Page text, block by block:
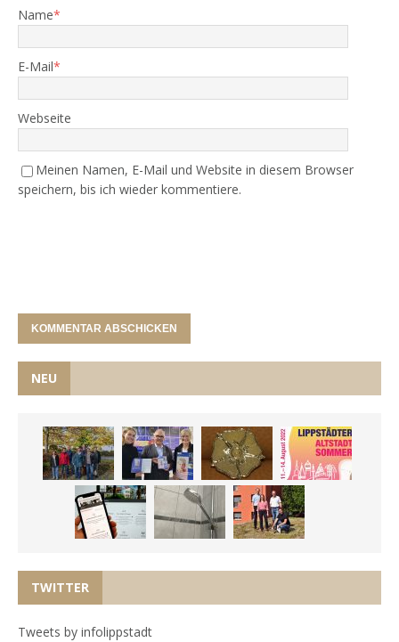
Name*
E-Mail*
Webseite
Meinen Namen, E-Mail und Website in diesem Browser
speichern, bis ich wieder kommentiere.
NEU
TWITTER
Tweets by infolippstadt